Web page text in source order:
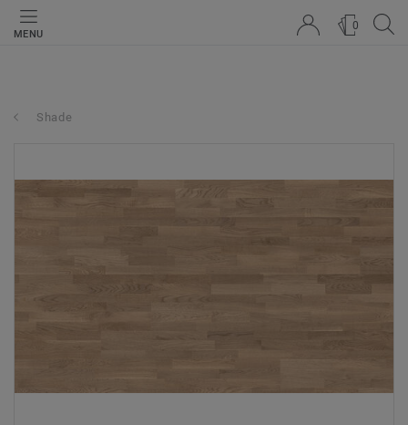
MENU
0
Shade